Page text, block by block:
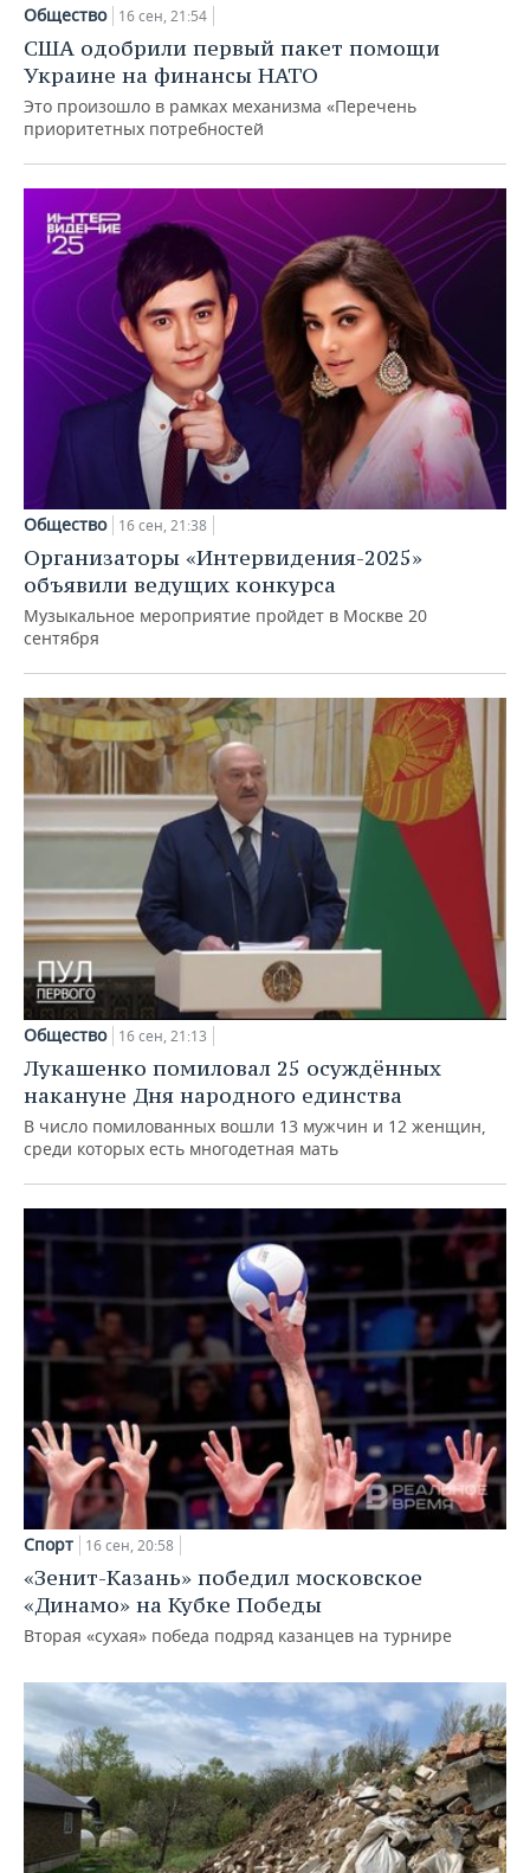
НЕФТЕХИМИЯ
НЕФТЬ
ОПК
ЭНЕРГЕТИКА
РОЗНИЧНАЯ ТОРГОВЛЯ
ТРАНСПОРТ
НОВОСТИ ТЕХНОЛОГИЙ
IT
ТЕЛЕКОММУНИКАЦИИ
МЕРОПРИЯТИЯ
НОВОСТИ МЕРОПРИЯТИЙ
БИЗНЕС-БРАНЧИ
ONLINE-КОНФЕРЕНЦИИ
ОТКРЫТАЯ ЛЕКЦИЯ
СПОРТ
ФУТБОЛ
ХОККЕЙ
БАСКЕТБОЛ
ВОЛЕЙБОЛ
КИБЕРСПОРТ
ФИГУРНОЕ КАТАНИЕ
ВОДНЫЕ ВИДЫ СПОРТА
ХОККЕЙ С МЯЧОМ
НОВОСТИ ОБЩЕСТВА
ВЛАСТЬ
ИНФРАСТРУКТУРА
ИСТОРИЯ
МЕДИЦИНА
ОБРАЗОВАНИЕ
ПРОИСШЕСТВИЯ
ФОТОГАЛЕРЕЯ
СЮЖЕТЫ
СПРАВОЧНИК
СПИСОК ПЕРСОН
СПИСОК КОМПАНИЙ
ПОЛНАЯ ВЕРСИЯ
Общество 16 сен, 21:54
США одобрили первый пакет помощи
Украине на финансы НАТО
Это произошло в рамках механизма «Перечень
приоритетных потребностей
Общество 16 сен, 21:38
Организаторы «Интервидения-2025»
объявили ведущих конкурса
Музыкальное мероприятие пройдет в Москве 20
сентября
Общество 16 сен, 21:13
Лукашенко помиловал 25 осуждённых
накануне Дня народного единства
В число помилованных вошли 13 мужчин и 12 женщин,
среди которых есть многодетная мать
Спорт 16 сен, 20:58
«Зенит-Казань» победил московское
«Динамо» на Кубке Победы
Вторая «сухая» победа подряд казанцев на турнире